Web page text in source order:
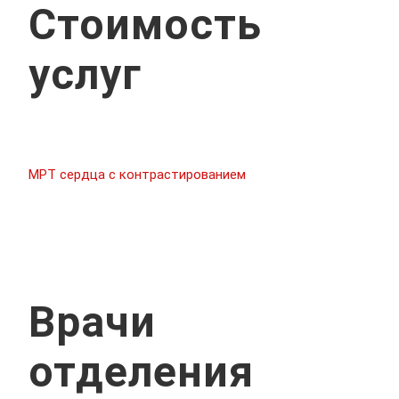
Стоимость
услуг
МРТ сердца с контрастированием
Врачи
отделения